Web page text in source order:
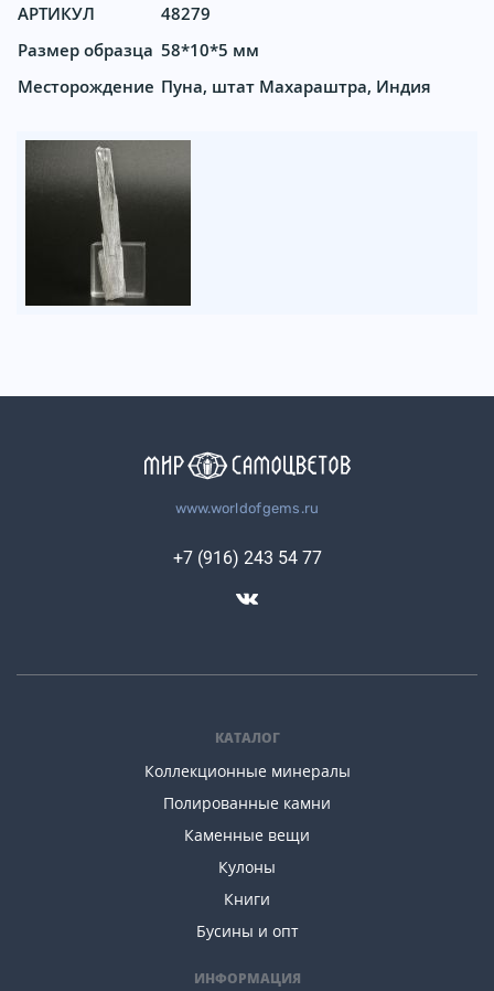
АРТИКУЛ
48279
Размер образца 58*10*5 мм
Месторождение Пуна, штат Махараштра, Индия
www.worldofgems.ru
КАТАЛОГ
Коллекционные минералы
Полированные камни
Каменные вещи
Кулоны
Книги
Бусины и опт
ИНФОРМАЦИЯ
+7 (916) 243 54 77